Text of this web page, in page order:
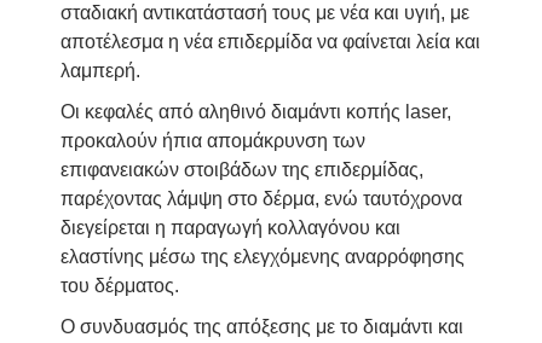
σταδιακή αντικατάστασή τους με νέα και υγιή, με
αποτέλεσμα η νέα επιδερμίδα να φαίνεται λεία και
λαμπερή.
Οι κεφαλές από αληθινό διαμάντι κοπής laser,
προκαλούν ήπια απομάκρυνση των
επιφανειακών στοιβάδων της επιδερμίδας,
παρέχοντας λάμψη στο δέρμα, ενώ ταυτόχρονα
διεγείρεται η παραγωγή κολλαγόνου και
ελαστίνης μέσω της ελεγχόμενης αναρρόφησης
του δέρματος.
Ο συνδυασμός της απόξεσης με το διαμάντι και